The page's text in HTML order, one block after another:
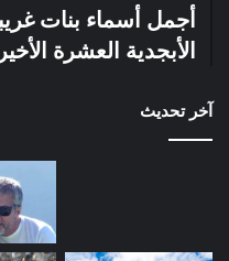
أجمل أسماء بنات
الأبجدية العشرة
آخر تحديث